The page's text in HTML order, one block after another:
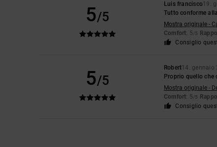
5/5
Luis francisco19.
Tutto conforme
Mostra originale -
Comfort: 5/5
Consiglio
5/5
Robert14. gennaio
Proprio quello che
Mostra originale -
Comfort: 5/5
Consiglio